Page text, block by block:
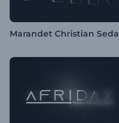
Marandet Christian Seda